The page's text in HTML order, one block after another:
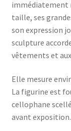
immédiatement
taille, ses
son expression
sculpture
vêtements et
Elle mesure
La figurine est
cellophane
avant